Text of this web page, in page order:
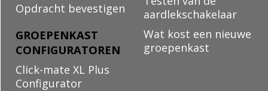
aardlekschakelaar
Wat kost een nieuwe
groepenkast
Opdracht bevestigen
GROEPENKAST
CONFIGURATOREN
Click-mate XL Plus
Configurator